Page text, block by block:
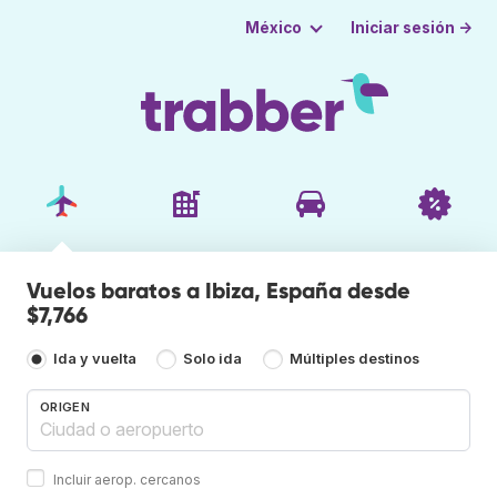
México Iniciar sesión →
Vuelos baratos a Ibiza, España desde
$7,766
Ida y vuelta Solo ida Múltiples destinos
ORIGEN
Incluir aerop. cercanos